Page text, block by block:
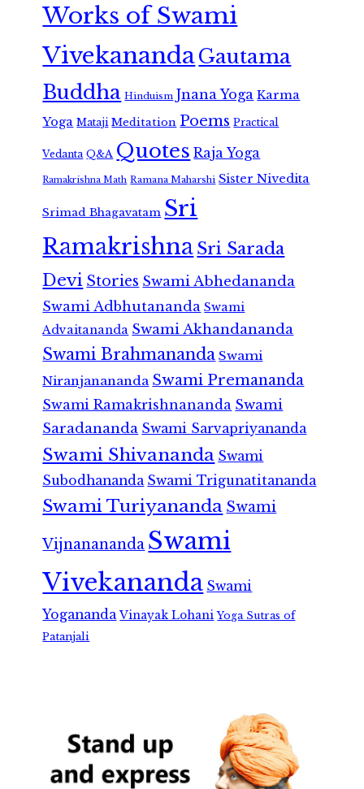
Works of Swami
VivekanandaGautama
Buddha Hinduism Jnana Yoga Karma
Yoga Mataji Meditation Poems Practical
Vedanta Q&A Quotes Raja Yoga
Ramakrishna Math Ramana Maharshi Sister Nivedita
Srimad Bhagavatam Sri
RamakrishnaSri Sarada
Devi Stories Swami Abhedananda
Swami Adbhutananda Swami
Advaitananda Swami Akhandananda
Swami Brahmananda Swami
Niranjanananda Swami Premananda
Swami Ramakrishnananda Swami
Saradananda Swami Sarvapriyananda
Swami Shivananda Swami
Subodhananda Swami Trigunatitananda
Swami Turiyananda Swami
Vijnanananda Swami
Vivekananda Swami
Yogananda Vinayak Lohani Yoga Sutras of
Patanjali